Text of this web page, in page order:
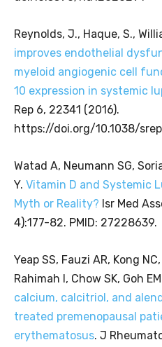
Reynolds, J., Haque, S.,
improves endothelial
myeloid angiogenic cell
10 expression in systemic
Rep 6, 22341 (2016).
https://doi.org/10.1038/
Watad A, Neumann SG,
Y. Vitamin D and Systemic
Myth or Reality? Isr Med
4):177-82. PMID: 27228639.
Yeap SS, Fauzi AR, Kong
Rahimah I, Chow SK, Goh
calcium, calcitriol, and
treated premenopausal
erythematosus. J